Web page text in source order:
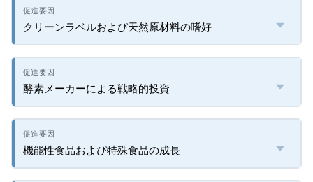
クリーンラベルおよび天然原材料の嗜好
酵素メーカーによる戦略的投資
機能性食品および特殊食品の成長